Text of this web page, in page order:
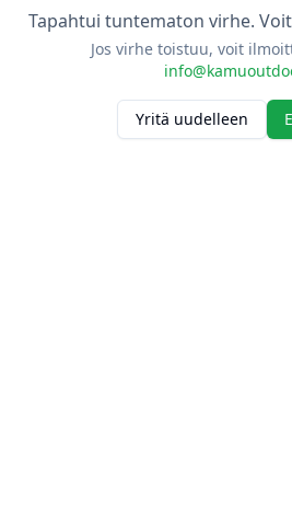
Tapahtui tuntematon virhe.
Jos virhe toistuu, voit
Yritä uudelleen